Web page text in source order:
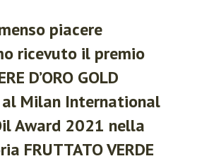
piacere
ricevuto il premio
D’ORO GOLD
al Milan International
Award 2021 nella
FRUTTATO VERDE